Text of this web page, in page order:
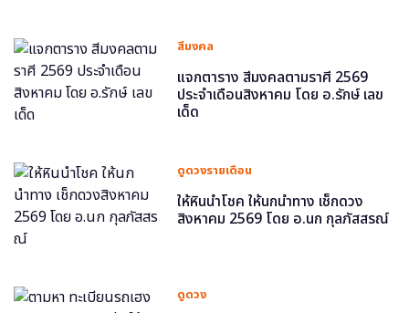
สีมงคล
แจกตาราง สีมงคลตามราศี 2569
ประจำเดือนสิงหาคม โดย อ.รักษ์ เลข
เด็ด
ดูดวงรายเดือน
ให้หินนำโชค ให้นกนำทาง เช็กดวง
สิงหาคม 2569 โดย อ.นก กุลภัสสรณ์
ดูดวง